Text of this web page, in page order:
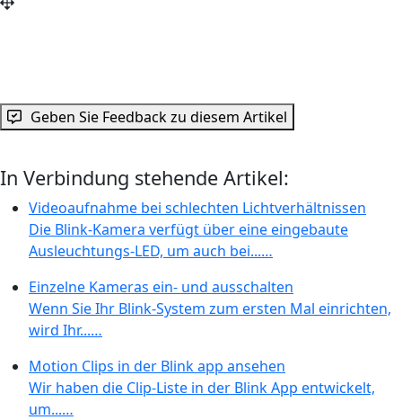
Geben Sie Feedback zu diesem Artikel
In Verbindung stehende Artikel:
Videoaufnahme bei schlechten Lichtverhältnissen
Die Blink-Kamera verfügt über eine eingebaute
Ausleuchtungs-LED, um auch bei...…
Einzelne Kameras ein- und ausschalten
Wenn Sie Ihr Blink-System zum ersten Mal einrichten,
wird Ihr...…
Motion Clips in der Blink app ansehen
Wir haben die Clip-Liste in der Blink App entwickelt,
um...…